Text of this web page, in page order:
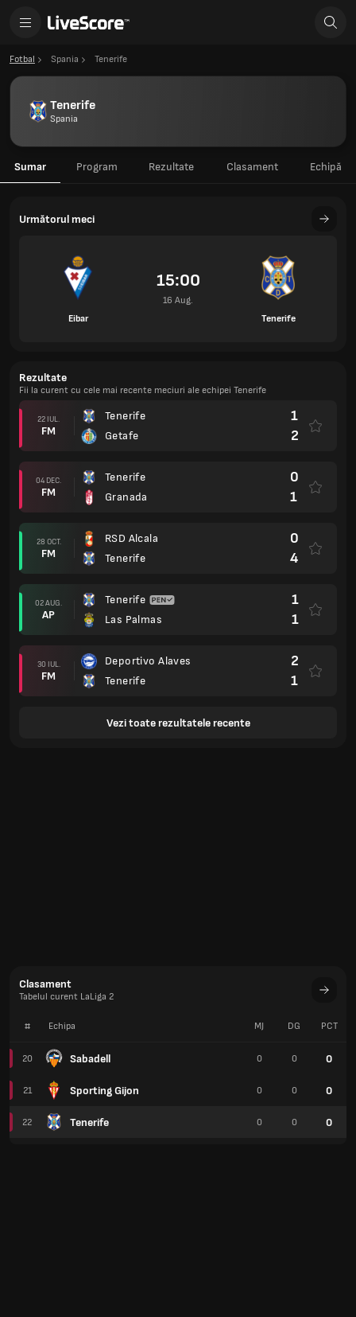
Fotbal Spania Tenerife
Tenerife
Spania
Sumar Program Rezultate Clasament Echipă
Următorul meci
Eibar
15:00
16 Aug.
Tenerife
Rezultate
Fii la curent cu cele mai recente meciuri ale echipei Tenerife
22 IUL.
FM
Tenerife
Getafe
1
2
04 DEC.
FM
Tenerife
Granada
0
1
28 OCT.
FM
RSD Alcala
Tenerife
0
4
02 AUG.
AP
Tenerife
Las Palmas
1
1
30 IUL.
FM
Deportivo Alaves
Tenerife
2
1
Vezi toate rezultatele recente
Clasament
Tabelul curent LaLiga 2
# Echipa
20 Sabadell
21 Sporting Gijon
22 Tenerife
MJ DG PCT
0 0 0
0 0 0
0 0 0